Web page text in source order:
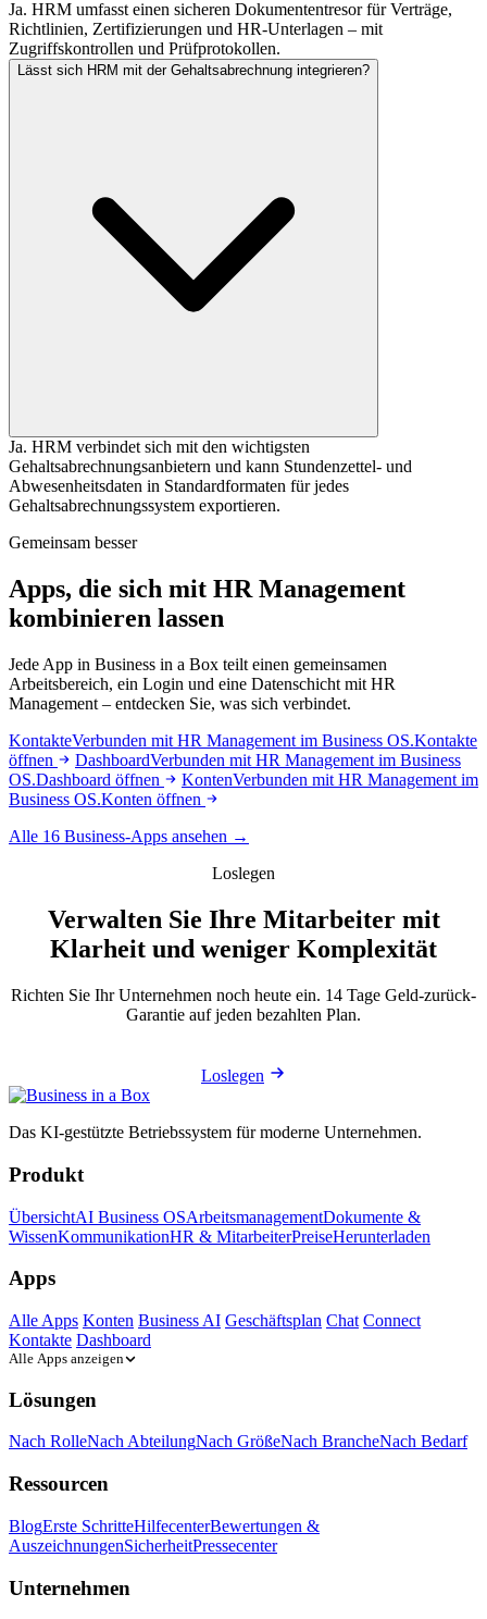
Ja. HRM umfasst einen sicheren Dokumententresor für Verträge,
Richtlinien, Zertifizierungen und HR-Unterlagen – mit
Zugriffskontrollen und Prüfprotokollen.
Lässt sich HRM mit der Gehaltsabrechnung integrieren?
Ja. HRM verbindet sich mit den wichtigsten
Gehaltsabrechnungsanbietern und kann Stundenzettel- und
Abwesenheitsdaten in Standardformaten für jedes
Gehaltsabrechnungssystem exportieren.
Gemeinsam besser
Apps, die sich mit HR Management
kombinieren lassen
Jede App in Business in a Box teilt einen gemeinsamen
Arbeitsbereich, ein Login und eine Datenschicht mit HR
Management – entdecken Sie, was sich verbindet.
KontakteVerbunden mit HR Management im Business OS.Kontakte
öffnen
DashboardVerbunden mit HR Management im Business
OS.Dashboard öffnen KontenVerbunden mit HR Management im
Business OS.Konten öffnen
Alle 16 Business-Apps ansehen →
Loslegen
Verwalten Sie Ihre Mitarbeiter mit
Klarheit und weniger Komplexität
Richten Sie Ihr Unternehmen noch heute ein. 14 Tage Geld-zurück-
Garantie auf jeden bezahlten Plan.
Loslegen
Das KI-gestützte Betriebssystem für moderne Unternehmen.
Produkt
ÜbersichtAI Business OSArbeitsmanagementDokumente &
WissenKommunikationHR & MitarbeiterPreiseHerunterladen
Apps
Alle Apps Konten Business AI Geschäftsplan Chat Connect
Kontakte Dashboard
Alle Apps anzeigen
Lösungen
Nach RolleNach AbteilungNach GrößeNach BrancheNach Bedarf
Ressourcen
BlogErste SchritteHilfecenterBewertungen &
AuszeichnungenSicherheitPressecenter
Unternehmen